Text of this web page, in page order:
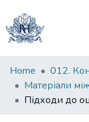
Communities
&
Collections
Home